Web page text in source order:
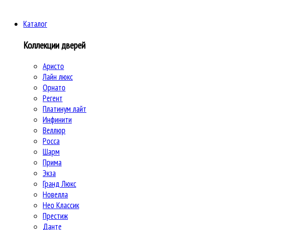
Каталог
Коллекции дверей
Аристо
Лайн люкс
Орнато
Регент
Платинум лайт
Инфинити
Веллюр
Росса
Шарм
Прима
Экза
Гранд Люкс
Новелла
Нео Классик
Престиж
Данте